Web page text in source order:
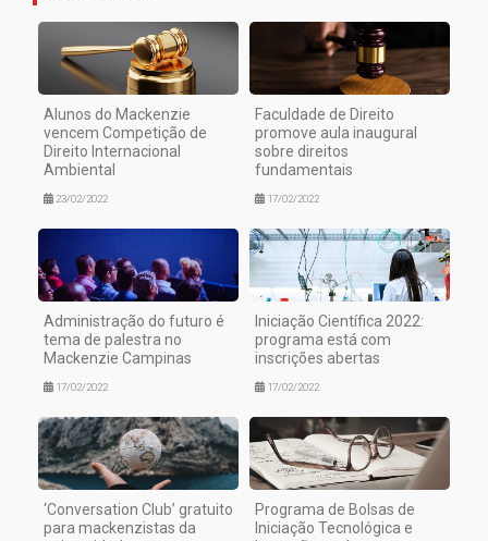
Alunos do Mackenzie
vencem Competição de
Direito Internacional
Ambiental
23/02/2022
Faculdade de Direito
promove aula inaugural
sobre direitos
fundamentais
17/02/2022
Administração do futuro é
tema de palestra no
Mackenzie Campinas
17/02/2022
Iniciação Científica 2022:
programa está com
inscrições abertas
17/02/2022
‘Conversation Club’ gratuito
para mackenzistas da
Programa de Bolsas de
Iniciação Tecnológica e